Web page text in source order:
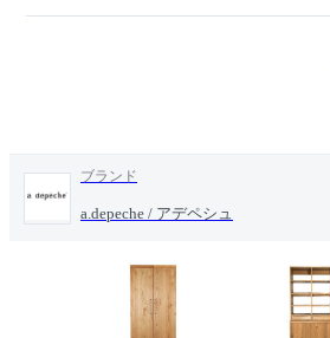
ブランド
a.depeche / アデペシュ